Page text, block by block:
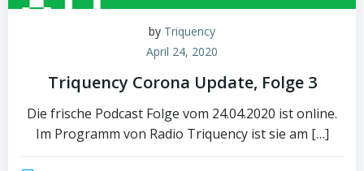
by Triquency
April 24, 2020
Triquency Corona Update, Folge 3
Die frische Podcast Folge vom 24.04.2020 ist online.
Im Programm von Radio Triquency ist sie am […]